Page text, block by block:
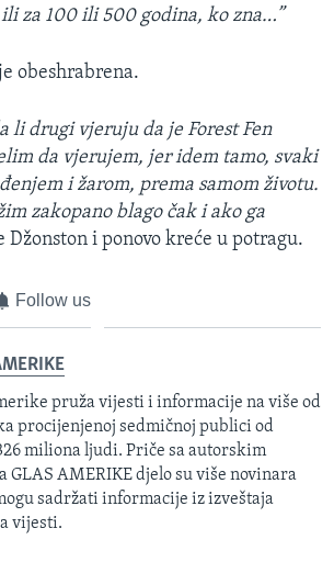
ili za 100 ili 500 godina, ko zna…”
obeshrabrena.
li drugi vjeruju da je Forest Fen
da vjerujem, jer idem tamo, svaki
i žarom, prema samom životu.
zakopano blago čak i ako ga
Džonston i ponovo kreće u potragu.
Follow us
pruža vijesti i informacije na više od
procijenjenoj sedmičnoj publici od
miliona ljudi. Priče sa autorskim
GLAS AMERIKE djelo su više novinara
sadržati informacije iz izveštaja
vijesti.